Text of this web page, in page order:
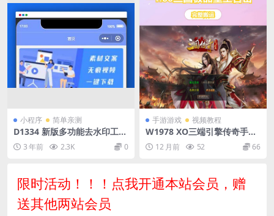
小程序 简单亲测
D1334 新版多功能去水印工具
微信小程序源码下载带流量主
功能3 年前 2.3K 0
手游游戏 视频教程
W1978 XO三端引擎传奇手游
【1.80三国极品星王合击】最
新整理Win系服务端+PC安卓
12 月前 52 66
限时活动！！！点我开通本站会员，赠
送其他两站会员